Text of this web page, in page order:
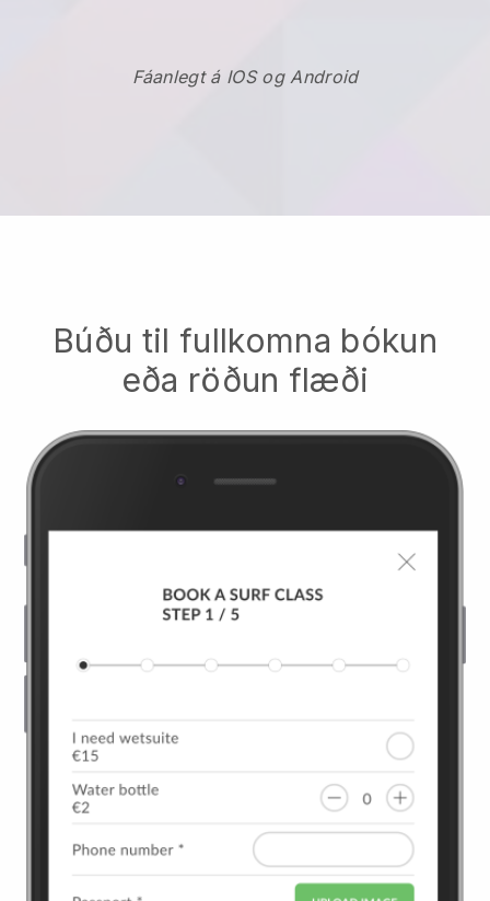
Fáanlegt á IOS og Android
Búðu til fullkomna bókun
eða röðun flæði